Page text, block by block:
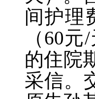
间护理
（60元/
的住院
采信。